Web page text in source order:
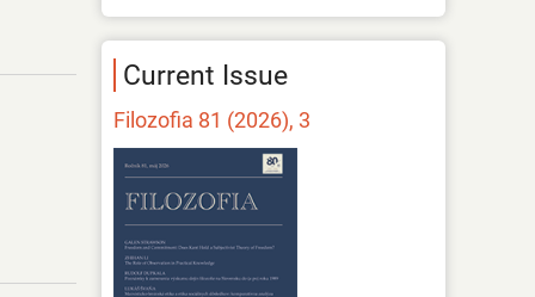
Current Issue
Filozofia 81 (2026), 3